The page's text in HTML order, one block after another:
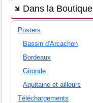
Dans la Boutique
Posters
Bassin d'Arcachon
Bordeaux
Gironde
Aquitaine et ailleurs
Téléchargements